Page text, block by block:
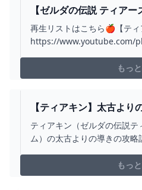
【ゼルダの伝説 ティア
ゼルダ史上最高傑作な神
イ!! 「リトの村攻略す
再生リストはこちら🍎【ティ
https://www.youtube.com/
ーーーーーーーーーーーー
まして、お条 です🍎神ゲー
もっ
【ティアキン】太古より
製造房への行き方【ゼル
ザキングダム】｜ゲーム
ティアキン（ゼルダの伝説
ム）の太古よりの導きの攻
もっ